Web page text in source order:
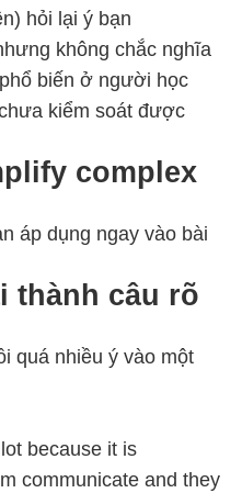
hỏi lại ý bạn
không chắc nghĩa
biến ở người học
kiểm soát được
complex
áp dụng ngay vào bài
thành câu rõ
quá nhiều ý vào một
because it is
communicate and they